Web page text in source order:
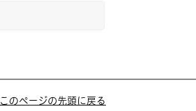
このページの先頭に戻る